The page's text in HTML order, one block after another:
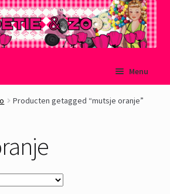
Menu
Producten getagged “mutsje oranje”